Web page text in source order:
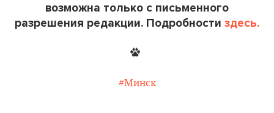
возможна только с письменного
разрешения редакции. Подробности здесь.
#Минск